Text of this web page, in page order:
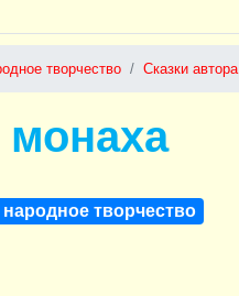
творчество Сказки автора
монаха
творчество